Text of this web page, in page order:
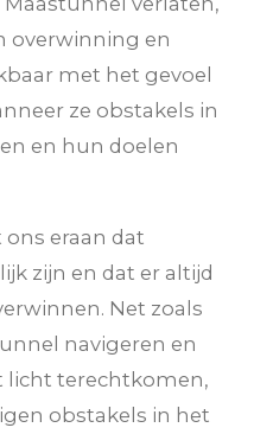
overwinning en
met het gevoel
ze obstakels in
en hun doelen
eraan dat
zijn en dat er altijd
Net zoals
navigeren en
licht terechtkomen,
obstakels in het